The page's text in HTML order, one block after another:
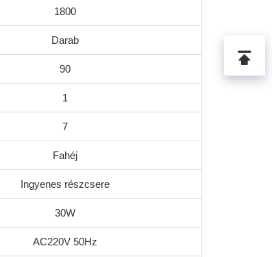
1800
Darab
90
1
7
Fahéj
Ingyenes részcsere
30W
AC220V 50Hz